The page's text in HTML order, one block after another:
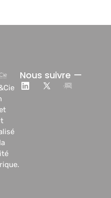
Nous suivre —